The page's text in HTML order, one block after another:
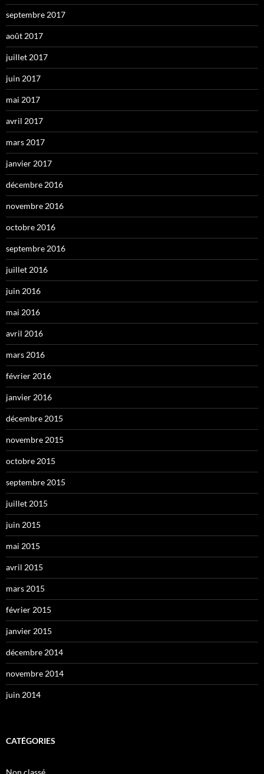
septembre 2017
août 2017
juillet 2017
juin 2017
mai 2017
avril 2017
mars 2017
janvier 2017
décembre 2016
novembre 2016
octobre 2016
septembre 2016
juillet 2016
juin 2016
mai 2016
avril 2016
mars 2016
février 2016
janvier 2016
décembre 2015
novembre 2015
octobre 2015
septembre 2015
juillet 2015
juin 2015
mai 2015
avril 2015
mars 2015
février 2015
janvier 2015
décembre 2014
novembre 2014
juin 2014
CATÉGORIES
Non classé